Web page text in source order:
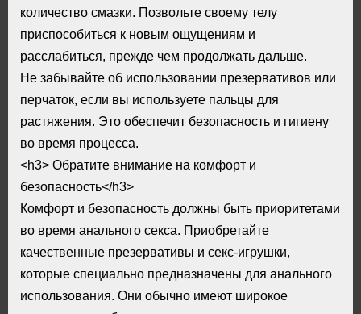
количество смазки. Позвольте своему телу
приспособиться к новым ощущениям и
расслабиться, прежде чем продолжать дальше.
Не забывайте об использовании презервативов или
перчаток, если вы используете пальцы для
растяжения. Это обеспечит безопасность и гигиену
во время процесса.
<h3> Обратите внимание на комфорт и
безопасность</h3>
Комфорт и безопасность должны быть приоритетами
во время анального секса. Приобретайте
качественные презервативы и секс-игрушки,
которые специально предназначены для анального
использования. Они обычно имеют широкое